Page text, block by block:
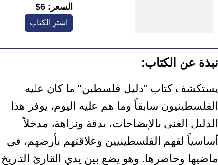
السعر: 6$
اشترِ الكتاب
نبذة عن الكتاب:
يستكشف كتاب "دليل فلسطين" ما كان عليه
الفلسطينيون سابقاً وما هم عليه اليوم، يوفر هذا
الدليل الغني بالإيضاحات، بدقة ونزاهة، مدخلاً
أساسياً لفهم الفلسطينيين وعلاقتهم بأرضهم، في
ماضيها وحاضرها. وهو يضع بين يدي القارئ التاريخ